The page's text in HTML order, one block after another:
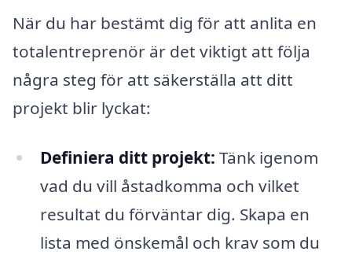
När du har bestämt dig för att anlita en
totalentreprenör är det viktigt att följa
några steg för att säkerställa att ditt
projekt blir lyckat:
Definiera ditt projekt: Tänk igenom
vad du vill åstadkomma och vilket
resultat du förväntar dig. Skapa en
lista med önskemål och krav som du